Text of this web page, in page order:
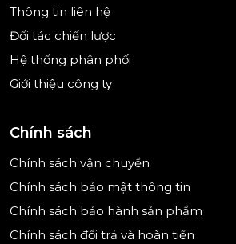
Thông tin liên hệ
Đối tác chiến lược
Hệ thống phân phối
Giới thiệu công ty
Chính sách
Chính sách vận chuyển
Chính sách bảo mật thông tin
Chính sách bảo hành sản phẩm
Chính sách đổi trả và hoàn tiền